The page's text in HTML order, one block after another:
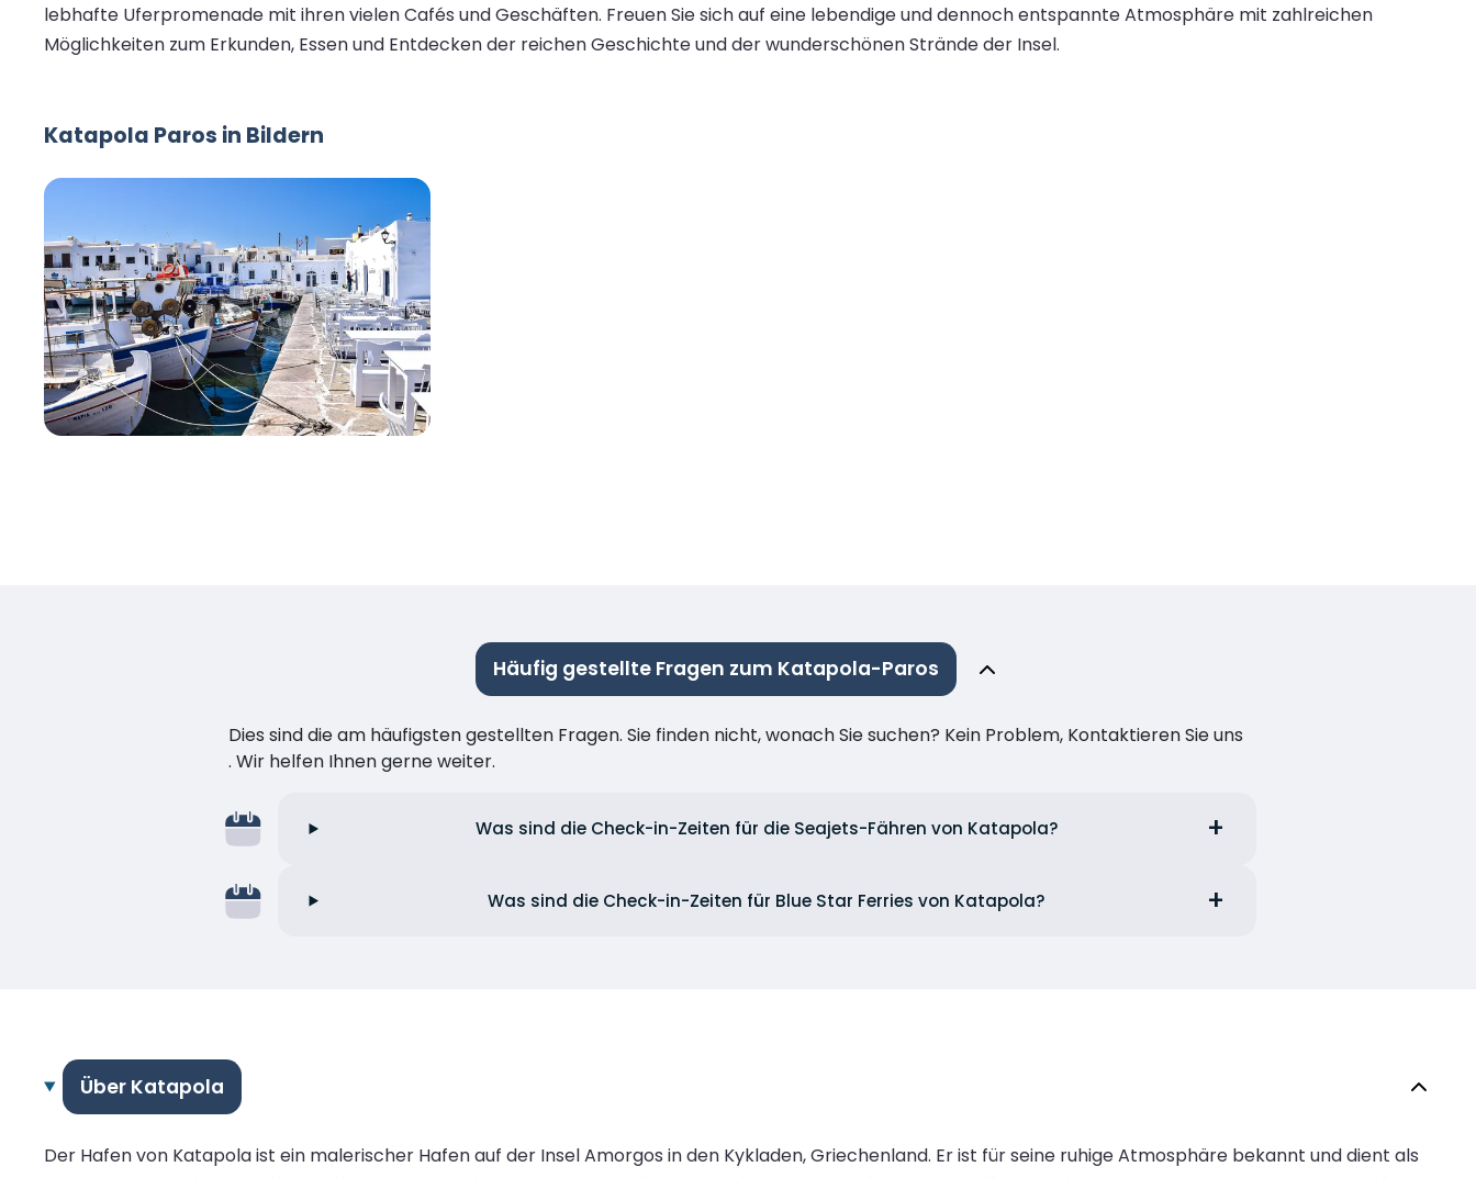
lebhafte Uferpromenade mit ihren vielen Cafés und Geschäften. Freuen Sie sich auf eine lebendige und dennoch entspannte Atmosphäre mit zahlreichen
Möglichkeiten zum Erkunden, Essen und Entdecken der reichen Geschichte und der wunderschönen Strände der Insel.
Katapola Paros in Bildern
Häufig gestellte Fragen zum Katapola-Paros
Dies sind die am häufigsten gestellten Fragen. Sie finden nicht, wonach Sie suchen? Kein Problem, Kontaktieren Sie uns
. Wir helfen Ihnen gerne weiter.
Was sind die Check-in-Zeiten für die Seajets-Fähren von Katapola?
Was sind die Check-in-Zeiten für Blue Star Ferries von Katapola?
Über Katapola
Der Hafen von Katapola ist ein malerischer Hafen auf der Insel Amorgos in den Kykladen, Griechenland. Er ist für seine ruhige Atmosphäre bekannt und dient als